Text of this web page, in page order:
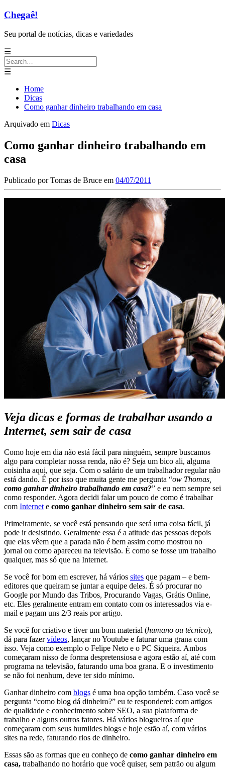
Chegaê!
Seu portal de notícias, dicas e variedades
☰
Search
for:
☰
Home
Dicas
Como ganhar dinheiro trabalhando em casa
Arquivado em Dicas
Como ganhar dinheiro trabalhando em
casa
Publicado porTomas de Bruce em 04/07/2011
Veja dicas e formas de trabalhar usando a
Internet, sem sair de casa
Como hoje em dia não está fácil para ninguém, sempre buscamos
algo para completar nossa renda, não é? Seja um bico ali, alguma
coisinha aqui, que seja. Com o salário de um trabalhador regular não
está dando. É por isso que muita gente me pergunta “ow Thomas,
como ganhar dinheiro trabalhando em casa?” e eu nem sempre sei
como responder. Agora decidi falar um pouco de como é trabalhar
com Internet e como ganhar dinheiro sem sair de casa.
Primeiramente, se você está pensando que será uma coisa fácil, já
pode ir desistindo. Geralmente essa é a atitude das pessoas depois
que elas vêem que a parada não é bem assim como mostrou no
jornal ou como apareceu na televisão. É como se fosse um trabalho
qualquer, mas só que na Internet.
Se você for bom em escrever, há vários sites que pagam – e bem-
editores que queiram se juntar a equipe deles. É só procurar no
Google por Mundo das Tribos, Procurando Vagas, Grátis Online,
etc. Eles geralmente entram em contato com os interessados via e-
mail e pagam uns 2/3 reais por artigo.
Se você for criativo e tiver um bom material (humano ou técnico),
dá para fazervídeos, lançar no Youtube e faturar uma grana com
isso. Veja como exemplo o Felipe Neto e o PC Siqueira. Ambos
começaram nisso de forma despretensiosa e agora estão aí, até com
programa na televisão, faturando uma boa grana. E o investimento
se não foi nenhum, deve ter sido mínimo.
Ganhar dinheiro com blogs é uma boa opção também. Caso você se
pergunta “como blog dá dinheiro?” eu te responderei: com artigos
de qualidade e conhecimento sobre SEO, a sua plataforma de
trabalho e alguns outros fatores. Há vários blogueiros aí que
começaram com seus humildes blogs e hoje estão aí, com vários
sites na rede, faturando rios de dinheiro.
Essas são as formas que eu conheço de como ganhar dinheiro em
casa, trabalhando no horário que você quiser, sem patrão ou algum